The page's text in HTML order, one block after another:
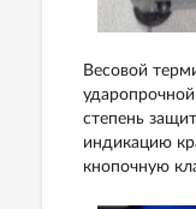
Весовой
степень
индикацию
кнопочную